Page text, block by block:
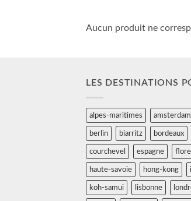
Aucun produit ne
LES DESTINATIONS
alpes-maritimes amsterdam
berlin biarritz bordeaux
courchevel espagne
haute-savoie hong-kong
koh-samui lisbonne